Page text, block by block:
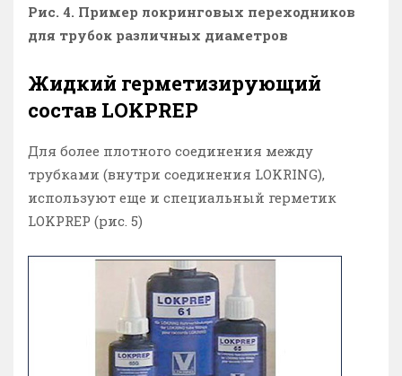
Рис. 4. Пример локринговых переходников
для трубок различных диаметров
Жидкий герметизирующий
состав LOKPREP
Для более плотного соединения между
трубками (внутри соединения LOKRING),
используют еще и специальный герметик
LOKPREP (рис. 5)